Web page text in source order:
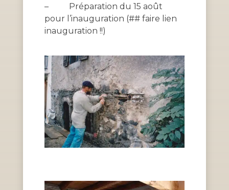
–
Préparation du 15 août
pour l’inauguration (## faire lien
inauguration !!)